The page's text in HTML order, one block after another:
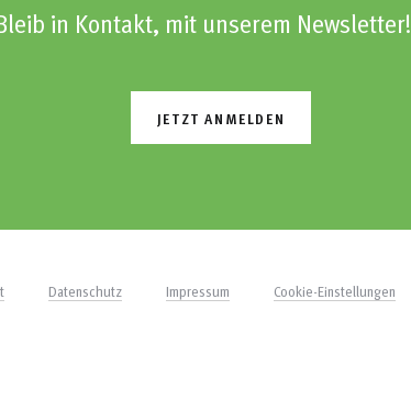
in Kontakt, mit unserem Newsletter!
JETZT ANMELDEN
Datenschutz Impressum Cookie-Einstellungen